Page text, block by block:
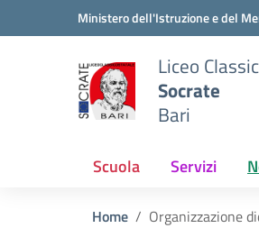
Vai ai contenuti
Vai al menu di navigazioneMinistero dell'Istruzione e del
Liceo
Socrate
Bari
Scuola Servizi
Home Organizzazione